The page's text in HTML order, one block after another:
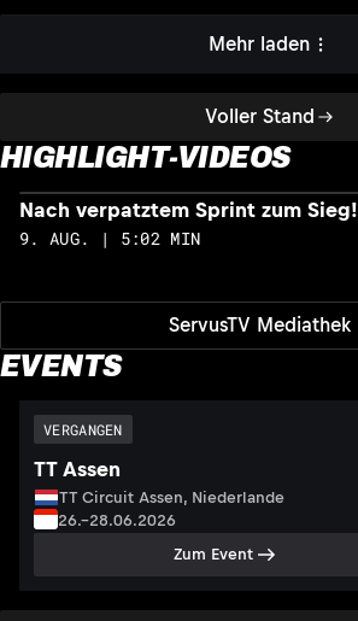
Voller Stand
Mehr laden
HIGHLIGHT-VIDEOS
ServusTV Mediathek
Nach verpatztem Sprint zum Sieg!
9. AUG. | 5:02 MIN
EVENTS
VERGANGEN
TT Assen
TT Circuit Assen, Niederlande
26.–28.06.2026
Zum Event